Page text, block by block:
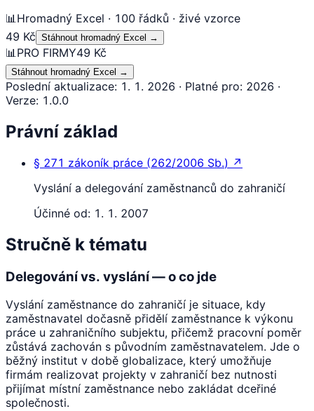
📊 Hromadný Excel · 100 řádků · živé vzorce
49 Kč Stáhnout hromadný Excel →
📊 PRO FIRMY49 Kč
Stáhnout hromadný Excel →
Poslední aktualizace: 1. 1. 2026 · Platné pro: 2026 ·
Verze: 1.0.0
Právní základ
§ 271 zákoník práce (262/2006 Sb.) ↗
Vyslání a delegování zaměstnanců do zahraničí
Účinné od: 1. 1. 2007
Stručně k tématu
Delegování vs. vyslání — o co jde
Vyslání zaměstnance do zahraničí je situace, kdy
zaměstnavatel dočasně přidělí zaměstnance k výkonu
práce u zahraničního subjektu, přičemž pracovní poměr
zůstává zachován s původním zaměstnavatelem. Jde o
běžný institut v době globalizace, který umožňuje
firmám realizovat projekty v zahraničí bez nutnosti
přijímat místní zaměstnance nebo zakládat dceřiné
společnosti.